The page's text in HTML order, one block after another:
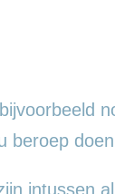
intussen